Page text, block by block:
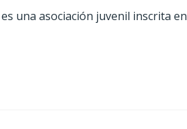
una asociación juvenil inscrita en